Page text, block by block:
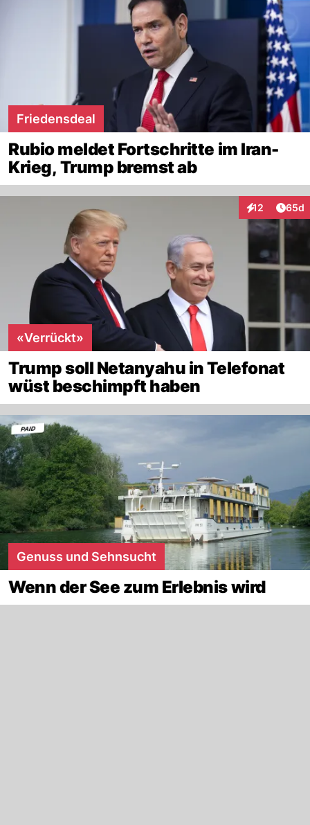
Friedensdeal
Rubio meldet Fortschritte im Iran-
Krieg, Trump bremst ab
12
Interaktionen
65d
«Verrückt»
Trump soll Netanyahu in Telefonat
wüst beschimpft haben
Genuss und Sehnsucht
Wenn der See zum Erlebnis wird